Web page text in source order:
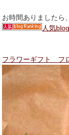
お時間ありましたら
人気
フラワーギフト フ